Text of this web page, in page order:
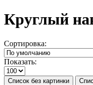
Круглый
Сортировка:
Показать:
Список без картинки